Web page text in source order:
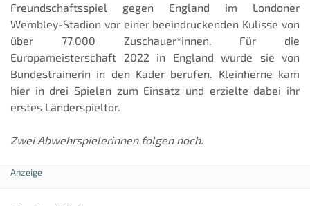
Freundschaftsspiel gegen England im Londoner
Wembley-Stadion vor einer beeindruckenden Kulisse von
über 77.000 Zuschauer*innen. Für die
Europameisterschaft 2022 in England wurde sie von
Bundestrainerin in den Kader berufen. Kleinherne kam
hier in drei Spielen zum Einsatz und erzielte dabei ihr
erstes Länderspieltor.
Zwei Abwehrspielerinnen folgen noch.